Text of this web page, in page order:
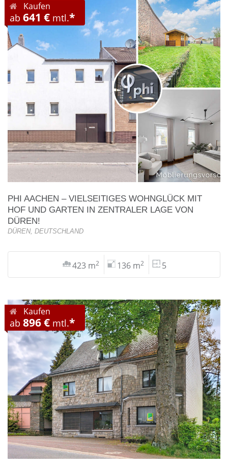
Kaufen
ab 641 € mtl.*
PHI AACHEN – VIELSEITIGES WOHNGLÜCK MIT
HOF UND GARTEN IN ZENTRALER LAGE VON
DÜREN!
DÜREN, DEUTSCHLAND
423 m2 136 m2 5
Kaufen
ab 896 € mtl.*